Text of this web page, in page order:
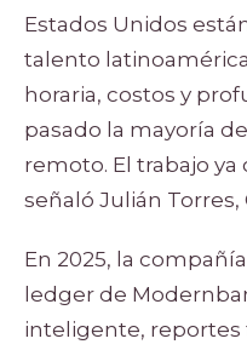
Estados Unidos
talento
horaria, costos y
pasado la mayoría
remoto. El trabajo ya
señaló Julián Torres,
En 2025, la
ledger de
inteligente, reportes